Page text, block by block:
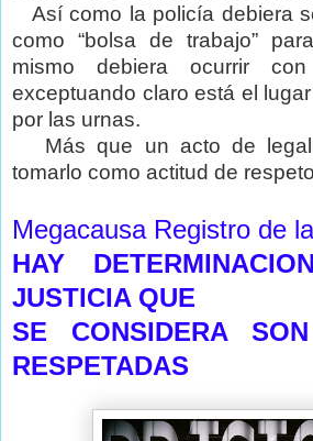
Así como la policía debiera
como “bolsa de trabajo”
mismo debiera ocurrir
exceptuando claro está el
por las urnas.
Más que un acto de
tomarlo como actitud de
Megacausa Registro de
HAY
JUSTICIA QUE
SE CONSIDERA
RESPETADAS